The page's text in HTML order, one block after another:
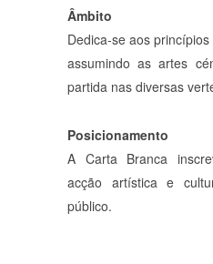
Âmbito
Dedica-se aos
assumindo as artes
partida nas diversas
Posicionamento
A Carta Branca
acção artística e
público.